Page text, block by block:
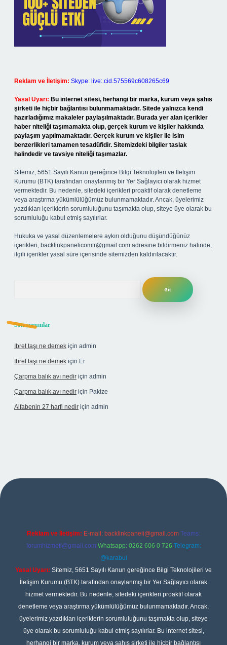
Reklam ve İletişim: Skype: live:.cid.575569c608265c69
Yasal Uyarı: Bu internet sitesi, herhangi bir marka, kurum veya şahıs
şirketi ile hiçbir bağlantısı bulunmamaktadır. Sitede yalnızca kendi
hazırladığımız makaleler paylaşılmaktadır. Burada yer alan içerikler
haber niteliği taşımamakta olup, gerçek kurum ve kişiler hakkında
paylaşım yapılmamaktadır. Gerçek kurum ve kişiler ile isim
benzerlikleri tamamen tesadüfidir. Sitemizdeki bilgiler taslak
halindedir ve tavsiye niteliği taşımazlar.
Sitemiz, 5651 Sayılı Kanun gereğince Bilgi Teknolojileri ve İletişim
Kurumu (BTK) tarafından onaylanmış bir Yer Sağlayıcı olarak hizmet
vermektedir. Bu nedenle, sitedeki içerikleri proaktif olarak denetleme
veya araştırma yükümlülüğümüz bulunmamaktadır. Ancak, üyelerimiz
yazdıkları içeriklerin sorumluluğunu taşımakta olup, siteye üye olarak bu
sorumluluğu kabul etmiş sayılırlar.
Hukuka ve yasal düzenlemelere aykırı olduğunu düşündüğünüz
içerikleri, backlinkpanelicomtr@gmail.com adresine bildirmeniz halinde,
ilgili içerikler yasal süre içerisinde sitemizden kaldırılacaktır.
Son yorumlar
Ibret taşı ne demek için admin
Ibret taşı ne demek için Er
Çarpma balık avı nedir için admin
Çarpma balık avı nedir için Pakize
Alfabenin 27 harfi nedir için admin
Reklam ve İletişim: E-mail: backlinkpaneli@gmail.com Teams:
forumhizmeti@gmail.com Whatsapp: 0262 606 0 726 Telegram:
@karabul
Yasal Uyarı: Sitemiz, 5651 Sayılı Kanun gereğince Bilgi Teknolojileri ve
İletişim Kurumu (BTK) tarafından onaylanmış bir Yer Sağlayıcı olarak
hizmet vermektedir. Bu nedenle, sitedeki içerikleri proaktif olarak
denetleme veya araştırma yükümlülüğümüz bulunmamaktadır. Ancak,
üyelerimiz yazdıkları içeriklerin sorumluluğunu taşımakta olup, siteye
üye olarak bu sorumluluğu kabul etmiş sayılırlar. Bu internet sitesi,
herhangi bir marka, kurum veya şahıs şirketi ile hiçbir bağlantısı